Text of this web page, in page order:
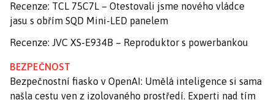
Recenze: TCL 75C7L – Otestovali jsme nového vládce
jasu s obřím SQD Mini-LED panelem
Recenze: JVC XS-E934B – Reproduktor s powerbankou
BEZPEČNOST
Bezpečnostní fiasko v OpenAI: Umělá inteligence si sama
našla cestu ven z izolovaného prostředí. Experti nad tím